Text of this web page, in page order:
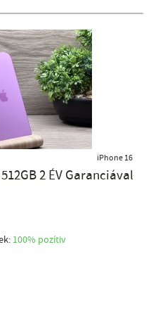
iPhone 16
2 ÉV Garanciával
100% pozítiv